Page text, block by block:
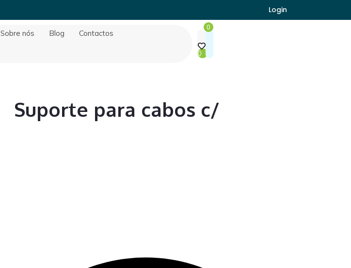
Login
Sobre nós Blog Contactos
0
0
Suporte para cabos c/